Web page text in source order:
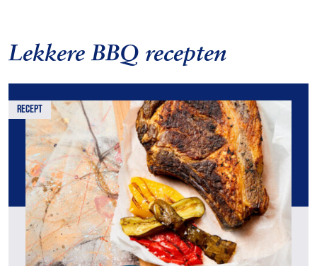
Lekkere BBQ recepten
recept